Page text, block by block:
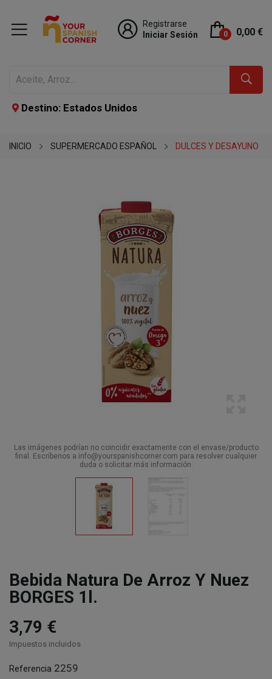
Registrarse
Iniciar Sesión
0 0,00 €
Destino: Estados Unidos
INICIO SUPERMERCADO ESPAÑOL DULCES Y DESAYUNO
Las imágenes podrían no coincidir exactamente con el envase/producto
final. Escríbenos a info@yourspanishcorner.com para resolver cualquier
duda o solicitar más información.
Bebida Natura De Arroz Y Nuez
BORGES 1l.
3,79 €
Impuestos incluidos
Referencia 2259